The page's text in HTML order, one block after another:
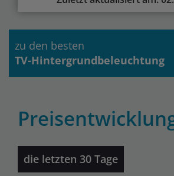
zu den besten
TV-Hintergrundbeleuchtung
die letzten 30 Tage